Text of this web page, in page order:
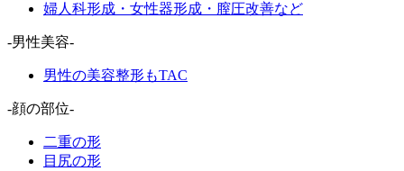
婦人科形成・女性器形成・膣圧改善など
-男性美容-
男性の美容整形もTAC
-顔の部位-
二重の形
目尻の形